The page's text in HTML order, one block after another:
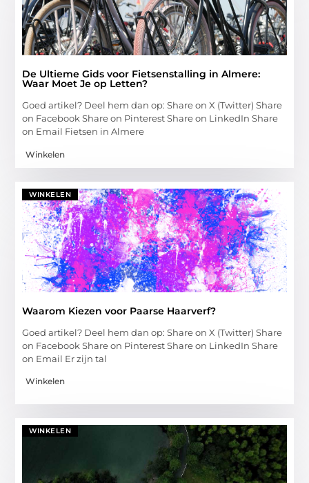
De Ultieme Gids voor Fietsenstalling in Almere:
Waar Moet Je op Letten?
Goed artikel? Deel hem dan op: Share on X (Twitter) Share
on Facebook Share on Pinterest Share on LinkedIn Share
on Email Fietsen in Almere
Winkelen
WINKELEN
Waarom Kiezen voor Paarse Haarverf?
Goed artikel? Deel hem dan op: Share on X (Twitter) Share
on Facebook Share on Pinterest Share on LinkedIn Share
on Email Er zijn tal
Winkelen
WINKELEN